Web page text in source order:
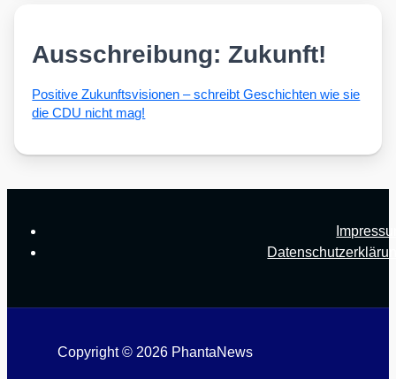
Ausschreibung: Zukunft!
Posi­ti­ve Zukunfts­vi­sio­nen – schreibt Geschich­ten wie sie
die CDU nicht mag!
Copyright © 2026 PhantaNews